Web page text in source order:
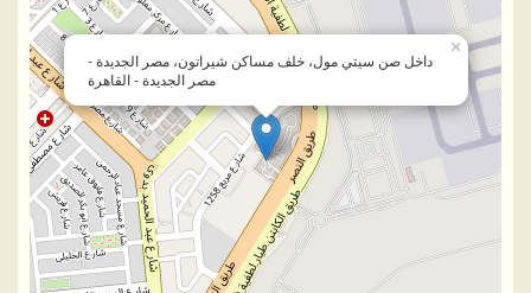
داخل صن سيتي مول، خلف مساكن شيراتون، مصر الجديدة -
مصر الجديدة - القاهرة
×